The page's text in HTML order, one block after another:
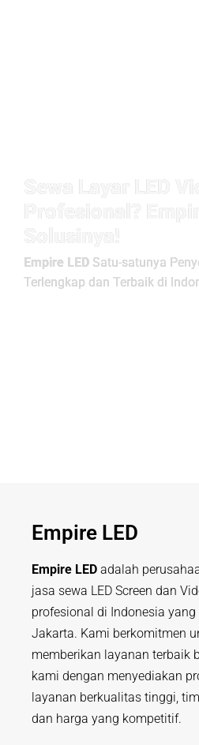
Sewa Layar LED
Profesional?
Solusinya!
Empire LED Satu-satunya
Terlengkap dan Terbaik di
Empire LED
Empire LED adalah
jasa sewa LED Screen dan
profesional di Indonesia
Jakarta. Kami berkomitmen
memberikan layanan terbaik
kami dengan menyediakan
layanan berkualitas tinggi,
dan harga yang kompetitif.